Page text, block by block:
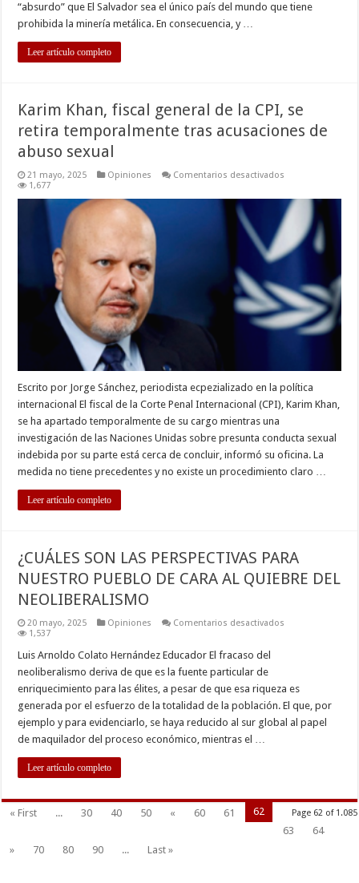
“absurdo” que El Salvador sea el único país del mundo que tiene
prohibida la minería metálica. En consecuencia, y …
Leer artículo completo
Karim Khan, fiscal general de la CPI, se
retira temporalmente tras acusaciones de
abuso sexual
21 mayo, 2025 Opiniones Comentarios desactivados
fiscal
general
de
CPI,
se
temporalmente
tras
acusaciones
de
abuso
sexual
1,677
Escrito por Jorge Sánchez, periodista ecpezializado en la política
internacional El fiscal de la Corte Penal Internacional (CPI), Karim Khan,
se ha apartado temporalmente de su cargo mientras una
investigación de las Naciones Unidas sobre presunta conducta sexual
indebida por su parte está cerca de concluir, informó su oficina. La
medida no tiene precedentes y no existe un procedimiento claro …
Leer artículo completo
¿CUÁLES SON LAS PERSPECTIVAS PARA
NUESTRO PUEBLO DE CARA AL QUIEBRE DEL
NEOLIBERALISMO
20 mayo, 2025 Opiniones Comentarios desactivados
NUESTRO
PUEBLO
DE
CARA
AL
1,537
Luis Arnoldo Colato Hernández Educador El fracaso del
neoliberalismo deriva de que es la fuente particular de
enriquecimiento para las élites, a pesar de que esa riqueza es
generada por el esfuerzo de la totalidad de la población. El que, por
ejemplo y para evidenciarlo, se haya reducido al sur global al papel
de maquilador del proceso económico, mientras el …
Leer artículo completo
Page 62 of 1.085
« First ... 30 40 50 « 60 61
62
63
64
»
70 80 90 ... Last »